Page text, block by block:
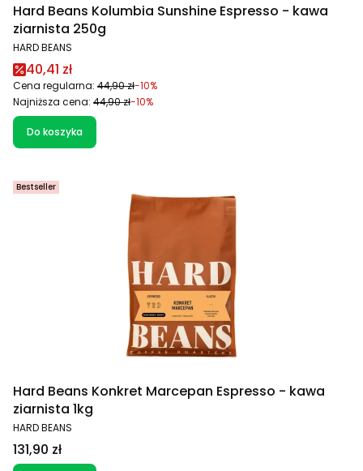
Hard Beans Kolumbia Sunshine Espresso - kawa
ziarnista 250g
PRODUCENT
HARD BEANS
Cena promocyjna
40,41 zł
Cena regularna: 44,90 zł-10%
Najniższa cena: 44,90 zł-10%
Do koszyka
Bestseller
Hard Beans Konkret Marcepan Espresso - kawa
ziarnista 1kg
PRODUCENT
HARD BEANS
Cena
131,90 zł